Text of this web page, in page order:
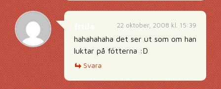
22 oktober, 2008 kl. 15:39
hahahahaha det ser ut som om han
luktar på fötterna :D
Svara